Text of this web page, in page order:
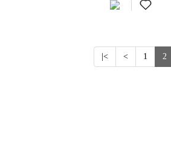
|< < 1 2